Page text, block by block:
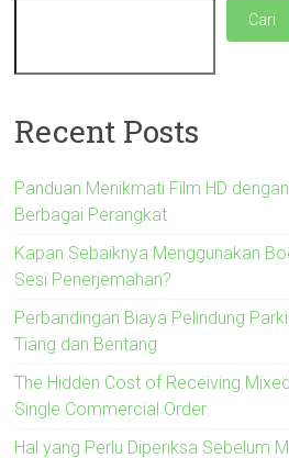
Cari
Recent Posts
Panduan Menikmati Film HD
Berbagai Perangkat
Kapan Sebaiknya Menggunakan
Sesi Penerjemahan?
Perbandingan Biaya Pelindung
Tiang dan Bentang
The Hidden Cost of Receiving
Single Commercial Order
Hal yang Perlu Diperiksa Sebelum